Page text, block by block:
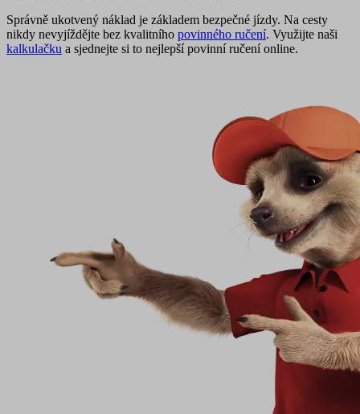
Správně ukotvený náklad je základem bezpečné jízdy. Na cesty
nikdy nevyjíždějte bez kvalitního povinného ručení. Využijte naši
kalkulačku a sjednejte si to nejlepší povinní ručení online.